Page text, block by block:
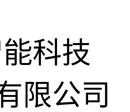
科技
限公司